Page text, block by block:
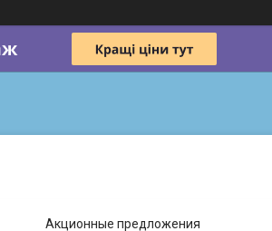
Акционные предложения